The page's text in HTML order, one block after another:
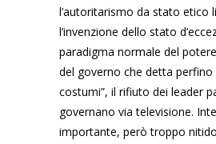
l’autoritarismo da stato etico
l’invenzione dello stato
paradigma normale del
del governo che detta perfino
costumi”, il rifiuto dei leader
governano via televisione.
importante, però troppo